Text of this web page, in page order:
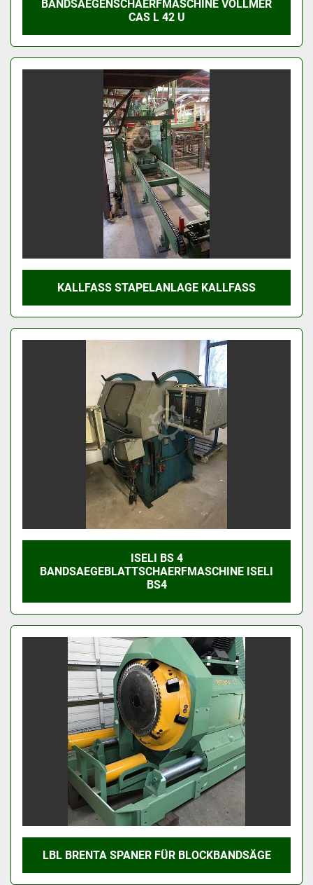
BANDSAEGENSCHAERFMASCHINE VOLLMER
CAS L 42 U
KALLFASS STAPELANLAGE KALLFASS
ISELI BS 4
BANDSAEGEBLATTSCHAERFMASCHINE ISELI
BS4
LBL BRENTA SPANER FÜR BLOCKBANDSÄGE